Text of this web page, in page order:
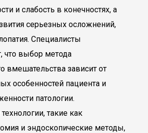
и слабость в конечностях, а
серьезных осложнений,
Специалисты
что выбор метода
вмешательства зависит от
особенностей пациента и
патологии.
такие как
и эндоскопические методы,